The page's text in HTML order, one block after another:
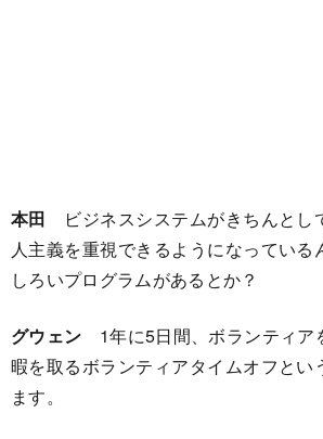
本田
ビジネスシステムがきちんとし
人主義を重視できるようになっている
しろいプログラムがあるとか？
グウェン
1年に5日間、ボランティ
暇を取るボランティアタイムオフとい
ます。